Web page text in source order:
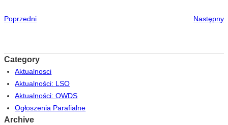
Poprzedni Następny
Category
Aktualnosci
Aktualności: LSO
Aktualności: OWDS
Ogłoszenia Parafialne
Archive